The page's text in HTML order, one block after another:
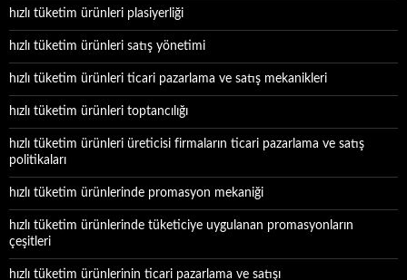
hızlı tüketim ürünleri plasiyerliği
hızlı tüketim ürünleri satış yönetimi
hızlı tüketim ürünleri ticari pazarlama ve satış mekanikleri
hızlı tüketim ürünleri toptancılığı
hızlı tüketim ürünleri üreticisi firmaların ticari pazarlama ve satış
politikaları
hızlı tüketim ürünlerinde promasyon mekaniği
hızlı tüketim ürünlerinde tüketiciye uygulanan promasyonların
çeşitleri
hızlı tüketim ürünlerinin ticari pazarlama ve satışı